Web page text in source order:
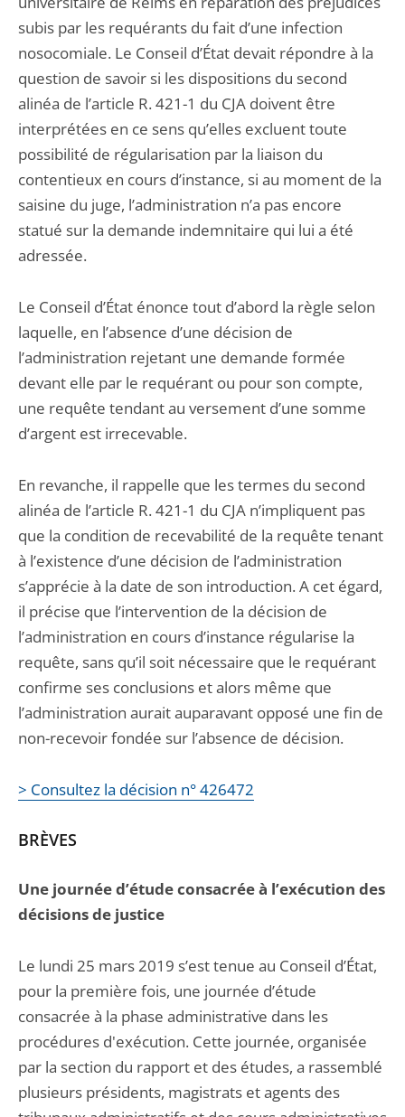
subis par les requérants du fait d’une infection
nosocomiale. Le Conseil d’État devait répondre à la
question de savoir si les dispositions du second
alinéa de l’article R. 421-1 du CJA doivent être
interprétées en ce sens qu’elles excluent toute
possibilité de régularisation par la liaison du
contentieux en cours d’instance, si au moment de la
saisine du juge, l’administration n’a pas encore
statué sur la demande indemnitaire qui lui a été
adressée.
Le Conseil d’État énonce tout d’abord la règle selon
laquelle, en l’absence d’une décision de
l’administration rejetant une demande formée
devant elle par le requérant ou pour son compte,
une requête tendant au versement d’une somme
d’argent est irrecevable.
En revanche, il rappelle que les termes du second
alinéa de l’article R. 421-1 du CJA n’impliquent pas
que la condition de recevabilité de la requête tenant
à l’existence d’une décision de l’administration
s’apprécie à la date de son introduction. A cet égard,
il précise que l’intervention de la décision de
l’administration en cours d’instance régularise la
requête, sans qu’il soit nécessaire que le requérant
confirme ses conclusions et alors même que
l’administration aurait auparavant opposé une fin de
non-recevoir fondée sur l’absence de décision.
> Consultez la décision n° 426472
BRÈVES
Une journée d’étude consacrée à l’exécution des
décisions de justice
Le lundi 25 mars 2019 s’est tenue au Conseil d’État,
pour la première fois, une journée d’étude
consacrée à la phase administrative dans les
procédures d'exécution. Cette journée, organisée
par la section du rapport et des études, a rassemblé
plusieurs présidents, magistrats et agents des